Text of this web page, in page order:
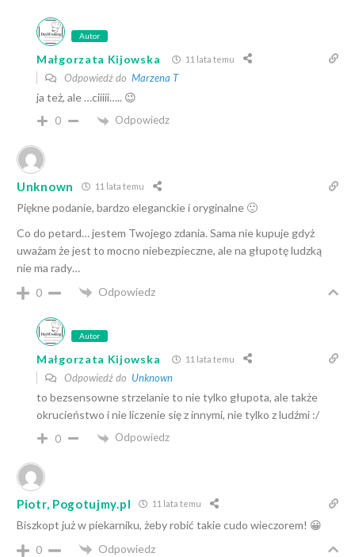
Autor
Małgorzata Kijowska 11 lata temu
Odpowiedź do Marzena T
ja też, ale …ciiiii….. 😉
0 Odpowiedz
Unknown 11 lata temu
Piękne podanie, bardzo eleganckie i oryginalne 🙂
Co do petard… jestem Twojego zdania. Sama nie kupuje gdyż
uważam że jest to mocno niebezpieczne, ale na głupotę ludzką
nie ma rady…
0
Odpowiedz
Autor
Małgorzata Kijowska 11 lata temu
Odpowiedź do Unknown
to bezsensowne strzelanie to nie tylko głupota, ale także
okrucieństwo i nie liczenie się z innymi, nie tylko z ludźmi :/
0 Odpowiedz
Piotr, Pogotujmy.pl 11 lata temu
Biszkopt już w piekarniku, żeby robić takie cudo wieczorem! 😀
0
Odpowiedz